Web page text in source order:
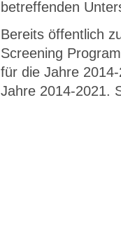
betreffenden
Bereits öffentlich
Screening
für die Jahre
Jahre 2014-2021.